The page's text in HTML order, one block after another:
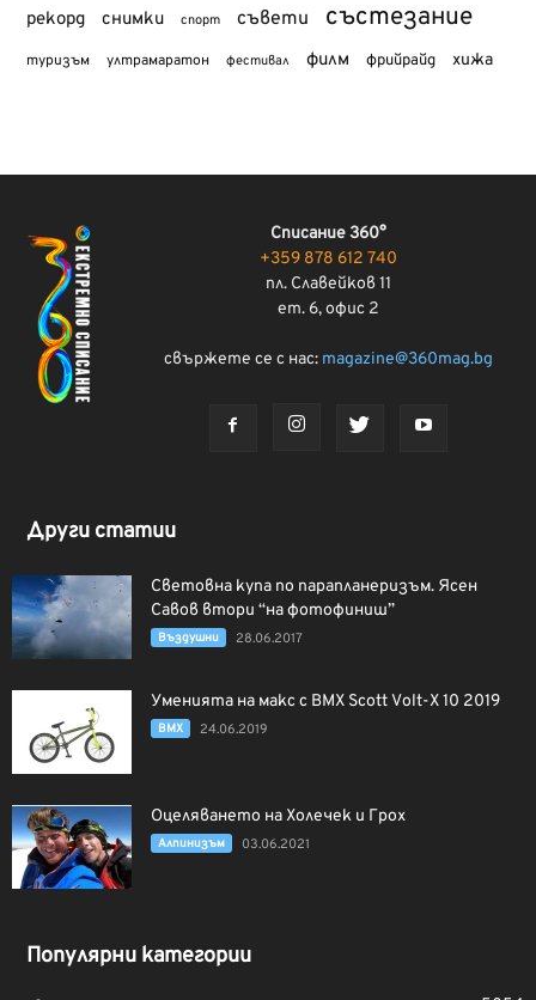
рекорд снимки спорт съвети състезание
туризъм ултрамаратон фестивал филм фрийрайд хижа
Списание 360°
+359 878 612 740
пл. Славейков 11
ет. 6, офис 2
свържете се с нас: magazine@360mag.bg
Други статии
Световна купа по парапланеризъм. Ясен
Савов втори “на фотофиниш”
Въздушни 28.06.2017
Уменията на макс с BMX Scott Volt-X 10 2019
BMX 24.06.2019
Оцеляването на Холечек и Грох
Алпинизъм 03.06.2021
Популярни категории